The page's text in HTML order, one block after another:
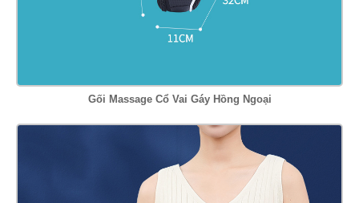
Gối Massage Cổ Vai Gáy Hồng Ngoại